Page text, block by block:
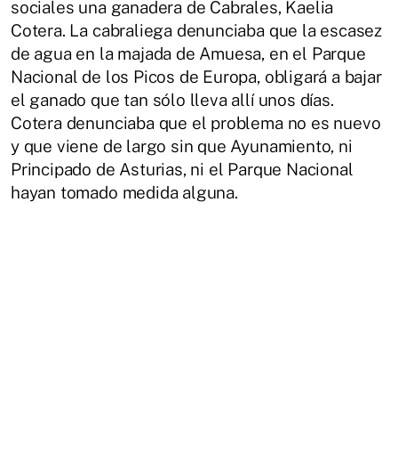
sociales una ganadera de Cabrales, Kaelia
Cotera. La cabraliega denunciaba que la escasez
de agua en la majada de Amuesa, en el Parque
Nacional de los Picos de Europa, obligará a bajar
el ganado que tan sólo lleva allí unos días.
Cotera denunciaba que el problema no es nuevo
y que viene de largo sin que Ayunamiento, ni
Principado de Asturias, ni el Parque Nacional
hayan tomado medida alguna.